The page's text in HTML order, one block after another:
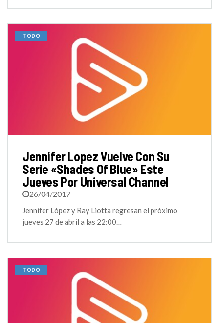
TODO
Jennifer Lopez Vuelve Con Su
Serie «Shades Of Blue» Este
Jueves Por Universal Channel
26/04/2017
Jennifer López y Ray Liotta regresan el próximo
jueves 27 de abril a las 22:00…
TODO